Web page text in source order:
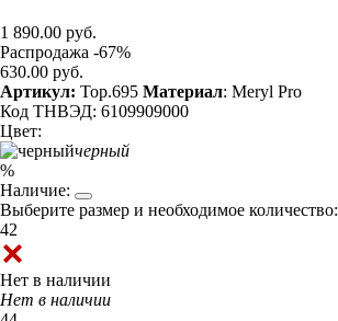
1 890.00 руб.
Распродажа -67%
630.00 руб.
Артикул: Top.695 Материал: Meryl Pro
Код ТНВЭД: 6109909000
Цвет:
черный
%
Наличие:
Выберите размер и необходимое количество:
42
Нет в наличии
Нет в наличии